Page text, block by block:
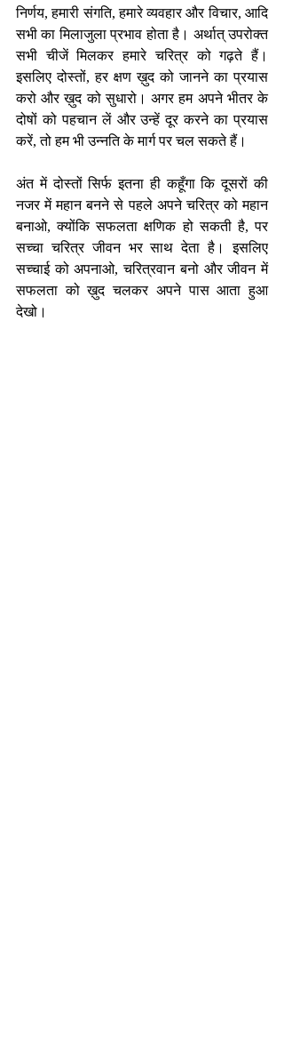
निर्णय, हमारी संगति, हमारे व्यवहार और विचार, आदि
सभी का मिलाजुला प्रभाव होता है। अर्थात् उपरोक्त
सभी चीजें मिलकर हमारे चरित्र को गढ़ते हैं।
इसलिए दोस्तों, हर क्षण ख़ुद को जानने का प्रयास
करो और ख़ुद को सुधारो। अगर हम अपने भीतर के
दोषों को पहचान लें और उन्हें दूर करने का प्रयास
करें, तो हम भी उन्नति के मार्ग पर चल सकते हैं।
अंत में दोस्तों सिर्फ इतना ही कहूँगा कि दूसरों की
नजर में महान बनने से पहले अपने चरित्र को महान
बनाओ, क्योंकि सफलता क्षणिक हो सकती है, पर
सच्चा चरित्र जीवन भर साथ देता है। इसलिए
सच्चाई को अपनाओ, चरित्रवान बनो और जीवन में
सफलता को ख़ुद चलकर अपने पास आता हुआ
देखो।